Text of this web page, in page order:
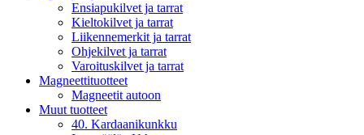
Ensiapukilvet ja tarrat
Kieltokilvet ja tarrat
Liikennemerkit ja tarrat
Ohjekilvet ja tarrat
Varoituskilvet ja tarrat
Magneettituotteet
Magneetit autoon
Muut tuotteet
40. Kardaanikunkku